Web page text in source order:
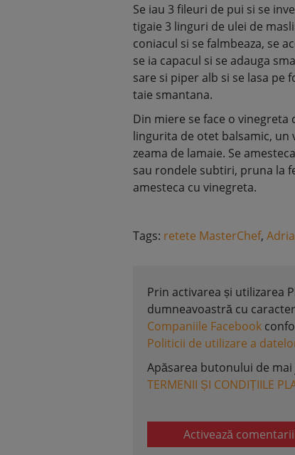
Se iau 3 fileuri de pui si se
tigaie 3 linguri de ulei de
coniacul si se falmbeaza, se
se ia capacul si se adauga
sare si piper alb si se lasa pe
taie smantana.
Din miere se face o
lingurita de otet balsamic, un
zeama de lamaie. Se
sau rondele subtiri, pruna la
amesteca cu vinegreta.
Tags: retete MasterChef,
Prin activarea și utilizarea
dumneavoastră cu
Companiile Facebook
Politicii de utilizare a
Apăsarea butonului de
TERMENII ȘI CONDIȚIILE
Activează